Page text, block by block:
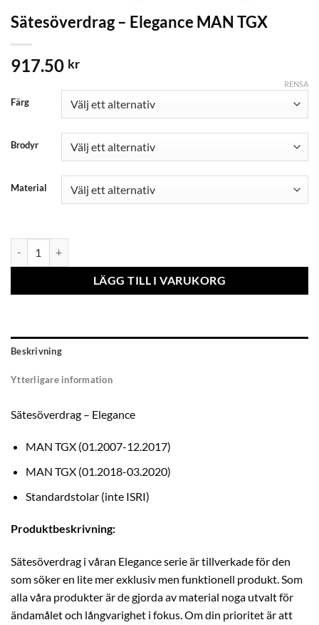
Sätesöverdrag – Elegance MAN TGX
917.50 kr
Färg
Brodyr
Material
RENSA
LÄGG TILL I VARUKORG
Beskrivning
Ytterligare information
Sätesöverdrag – Elegance
MAN TGX (01.2007-12.2017)
MAN TGX (01.2018-03.2020)
Standardstolar (inte ISRI)
Produktbeskrivning:
Sätesöverdrag i våran Elegance serie är tillverkade för den
som söker en lite mer exklusiv men funktionell produkt. Som
alla våra produkter är de gjorda av material noga utvalt för
ändamålet och långvarighet i fokus. Om din prioritet är att